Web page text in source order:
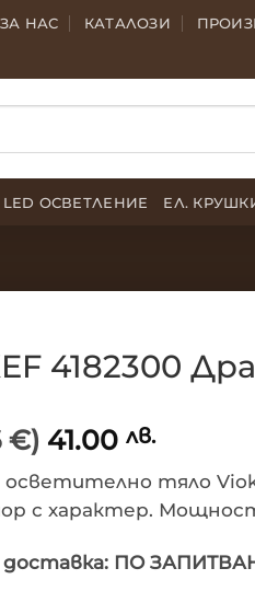
ЗА НАС КАТАЛОЗИ
LED ОСВЕТЛЕНИЕ ЕЛ.
4182300
€) 41.00 лв.
тяло
с характер.
доставка: ПО